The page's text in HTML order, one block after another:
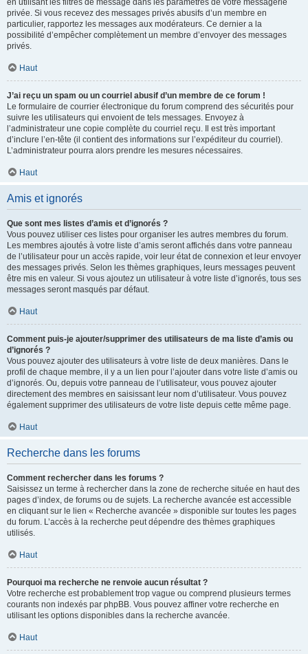
en utilisant les filtres de message dans les paramètres de votre messagerie
privée. Si vous recevez des messages privés abusifs d’un membre en
particulier, rapportez les messages aux modérateurs. Ce dernier a la
possibilité d’empêcher complètement un membre d’envoyer des messages
privés.
Haut
J’ai reçu un spam ou un courriel abusif d’un membre de ce forum !
Le formulaire de courrier électronique du forum comprend des sécurités pour
suivre les utilisateurs qui envoient de tels messages. Envoyez à
l’administrateur une copie complète du courriel reçu. Il est très important
d’inclure l’en-tête (il contient des informations sur l’expéditeur du courriel).
L’administrateur pourra alors prendre les mesures nécessaires.
Haut
Amis et ignorés
Que sont mes listes d’amis et d’ignorés ?
Vous pouvez utiliser ces listes pour organiser les autres membres du forum.
Les membres ajoutés à votre liste d’amis seront affichés dans votre panneau
de l’utilisateur pour un accès rapide, voir leur état de connexion et leur envoyer
des messages privés. Selon les thèmes graphiques, leurs messages peuvent
être mis en valeur. Si vous ajoutez un utilisateur à votre liste d’ignorés, tous ses
messages seront masqués par défaut.
Haut
Comment puis-je ajouter/supprimer des utilisateurs de ma liste d’amis ou
d’ignorés ?
Vous pouvez ajouter des utilisateurs à votre liste de deux manières. Dans le
profil de chaque membre, il y a un lien pour l’ajouter dans votre liste d’amis ou
d’ignorés. Ou, depuis votre panneau de l’utilisateur, vous pouvez ajouter
directement des membres en saisissant leur nom d’utilisateur. Vous pouvez
également supprimer des utilisateurs de votre liste depuis cette même page.
Haut
Recherche dans les forums
Comment rechercher dans les forums ?
Saisissez un terme à rechercher dans la zone de recherche située en haut des
pages d’index, de forums ou de sujets. La recherche avancée est accessible
en cliquant sur le lien « Recherche avancée » disponible sur toutes les pages
du forum. L’accès à la recherche peut dépendre des thèmes graphiques
utilisés.
Haut
Pourquoi ma recherche ne renvoie aucun résultat ?
Votre recherche est probablement trop vague ou comprend plusieurs termes
courants non indexés par phpBB. Vous pouvez affiner votre recherche en
utilisant les options disponibles dans la recherche avancée.
Haut